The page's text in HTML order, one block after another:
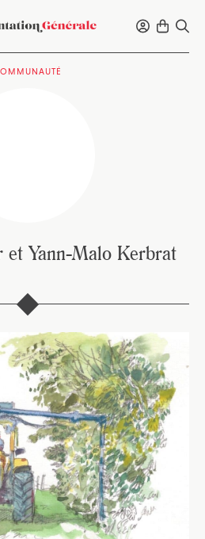
et Yann-Malo Kerbrat